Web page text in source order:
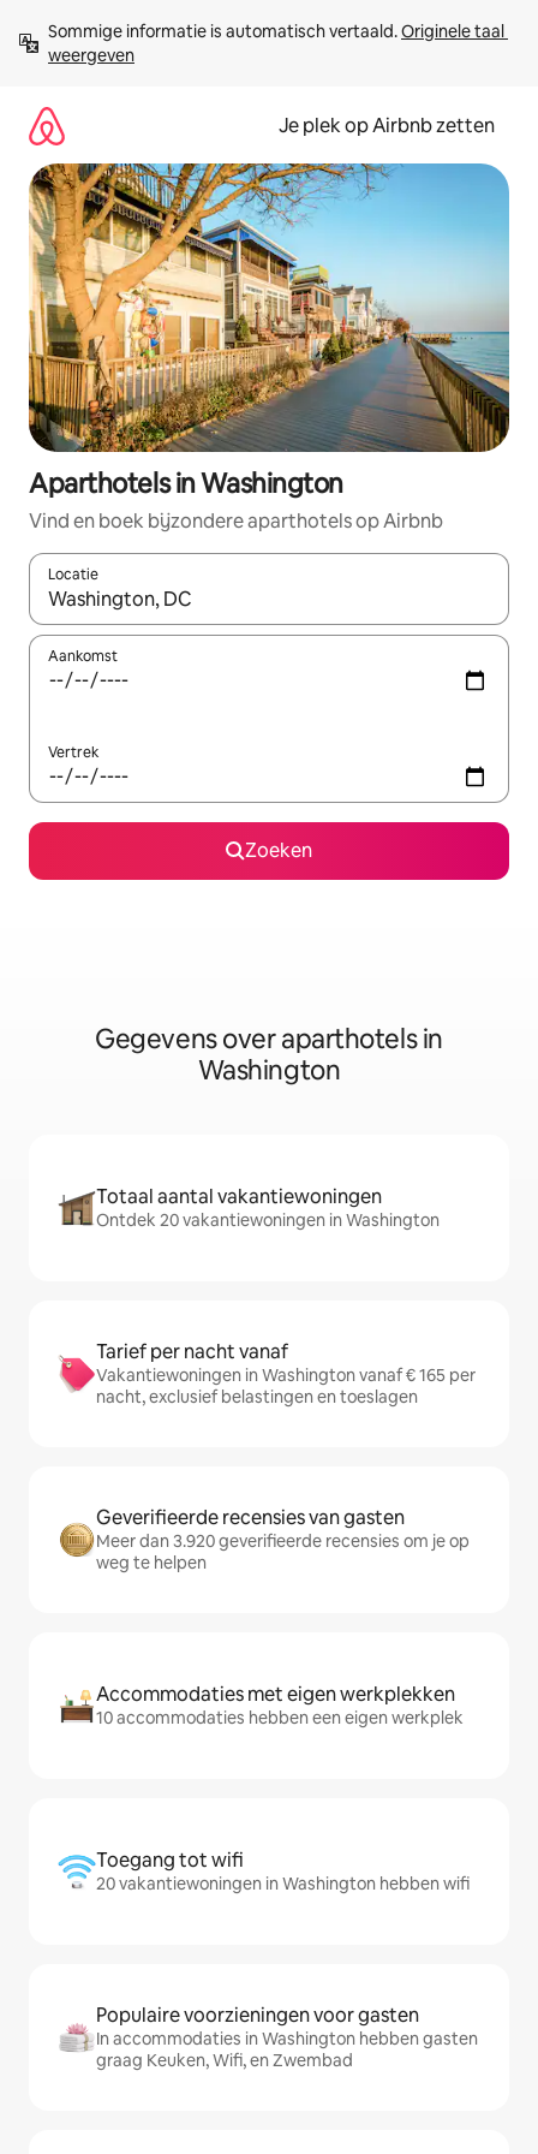
direct
naar
Sommige informatie is automatisch vertaald. Originele taal
weergeven
Je plek op Airbnb zetten
Aparthotels in Washington
Vind en boek bijzondere aparthotels op Airbnb
Locatie
Wanneer er resultaten beschikbaar zijn, maak je een keuze
Aankomst
Vertrek
Zoeken
Gegevens over aparthotels in
Washington
Totaal aantal vakantiewoningen
Ontdek 20 vakantiewoningen in Washington
Tarief per nacht vanaf
Vakantiewoningen in Washington vanaf € 165 per
nacht, exclusief belastingen en toeslagen
Geverifieerde recensies van gasten
Meer dan 3.920 geverifieerde recensies om je op
weg te helpen
Accommodaties met eigen werkplekken
10 accommodaties hebben een eigen werkplek
Toegang tot wifi
20 vakantiewoningen in Washington hebben wifi
Populaire voorzieningen voor gasten
In accommodaties in Washington hebben gasten
graag Keuken, Wifi, en Zwembad